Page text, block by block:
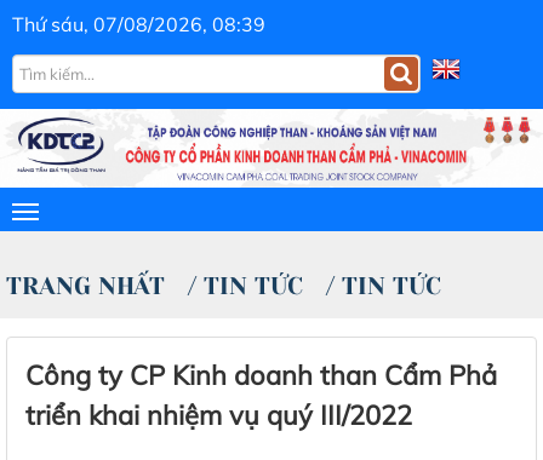
Thứ sáu, 07/08/2026, 08:39
TRANG NHẤT / TIN TỨC / TIN TỨC
Công ty CP Kinh doanh than Cẩm Phả
triển khai nhiệm vụ quý III/2022